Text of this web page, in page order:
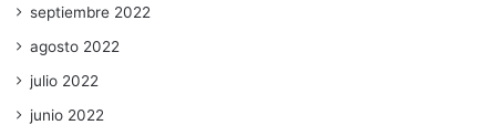
septiembre 2022
agosto 2022
julio 2022
junio 2022